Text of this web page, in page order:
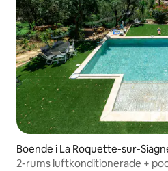
Boende i La Roquette-sur-
2-rums luftkonditionerade +